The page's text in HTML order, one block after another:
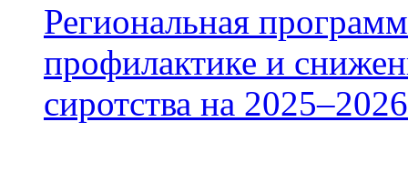
Региональная
профилактике и
сиротства на